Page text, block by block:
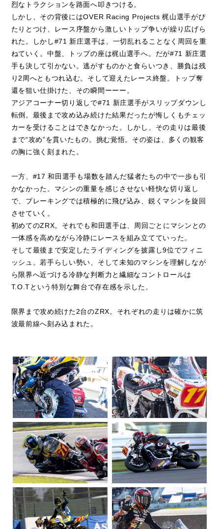
烈なトラクションを路面へ叩きつける。
しかし、その背後にはOVER Racing Projects 梶山選手がぴ
たりとつけ、レース序盤から激しいトップ争いが繰り広げら
れた。しかし#71 新庄選手は、一切乱れることなく周回を重
ねていく。中盤、トップの座は梶山選手へ。だが#71 新庄選
手も決して引かない。逃がすものかと食らいつき、勝負は残
り2周へともつれ込む。そして迎えたレース終盤。トップ奪
還を狙い仕掛けた、その瞬間ーーー。
アジアコーナー切り返しで#71 新庄選手がスリップダウンし
転倒。最後まで攻め込み続けた結果だったが悔しくもチェッ
カーを受けることはできなかった。しかし、その走りは最後
まで“攻め”を貫いたもの。挑む覚悟。その姿は、多くの観客
の胸に強く刻まれた。
一方、#17 和田選手も場数を踏んだ猛者たちの中で一歩も引
かなかった。マシンの重量を感じさせない軽快な切り返し
で、ブレーキングでは積極的に飛び込み、鋭くマシンを旋回
させていく。
初めてのZRX。それでも和田選手は、周回ごとにマシンとの
一体感を高めながら冷静にレースを組み立てていった。
そして最後まで安定したライディングを披露し9位でフィニ
ッシュ。若手らしい勢い、そして未知のマシンを理解しなが
ら限界へ近づける冷静な判断力と繊細なコントロールは
T.O.Tという特別な舞台で存在感を示した。
限界まで攻め続けた2台のZRX。それぞれの走りは確かに筑
波最前線へ刻み込まれた。